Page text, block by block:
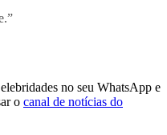
no seu WhatsApp e
o canal de notícias do